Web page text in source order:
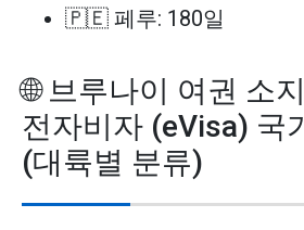
🇵🇪 페루: 180일
🌐 브루나이 여권 소
전자비자 (eVisa) 국
(대륙별 분류)